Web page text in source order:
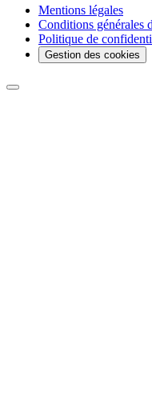
Mentions légales
Conditions générales
Politique de
Gestion des cookies